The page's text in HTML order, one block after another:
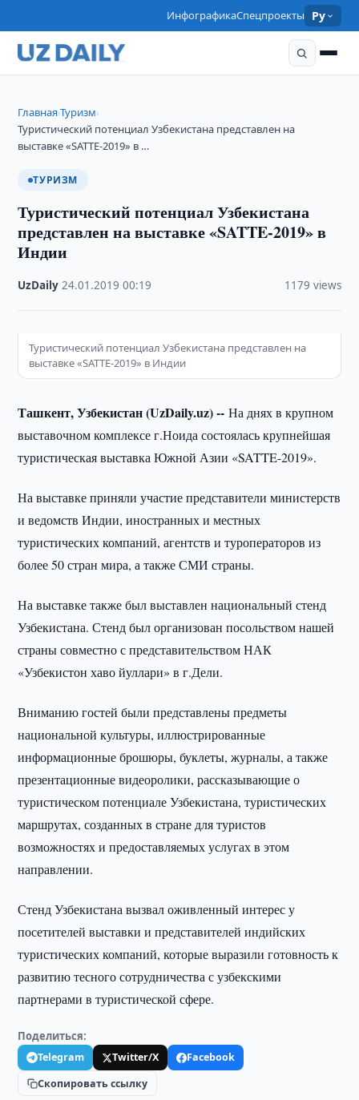
ИнфографикаСпецпроекты Ру
Главная›Туризм›
Туристический потенциал Узбекистана представлен на
выставке «SATTE-2019» в …
ТУРИЗМ
Туристический потенциал Узбекистана
представлен на выставке «SATTE-2019» в
Индии
UzDaily ·24.01.2019 ·00:19 1179 views
Туристический потенциал Узбекистана представлен на
выставке «SATTE-2019» в Индии
Ташкент, Узбекистан (UzDaily.uz) --На днях в крупном
выставочном комплексе г.Ноида состоялась крупнейшая
туристическая выставка Южной Азии «SATTE-2019».
На выставке приняли участие представители министерств
и ведомств Индии, иностранных и местных
туристических компаний, агентств и туроператоров из
более 50 стран мира, а также СМИ страны.
На выставке также был выставлен национальный стенд
Узбекистана. Стенд был организован посольством нашей
страны совместно с представительством НАК
«Узбекистон хаво йуллари» в г.Дели.
Вниманию гостей были представлены предметы
национальной культуры, иллюстрированные
информационные брошюры, буклеты, журналы, а также
презентационные видеоролики, рассказывающие о
туристическом потенциале Узбекистана, туристических
маршрутах, созданных в стране для туристов
возможностях и предоставляемых услугах в этом
направлении.
Стенд Узбекистана вызвал оживленный интерес у
посетителей выставки и представителей индийских
туристических компаний, которые выразили готовность к
развитию тесного сотрудничества с узбекскими
партнерами в туристической сфере.
Поделиться:
Telegram Twitter/X
Facebook
Скопировать ссылку